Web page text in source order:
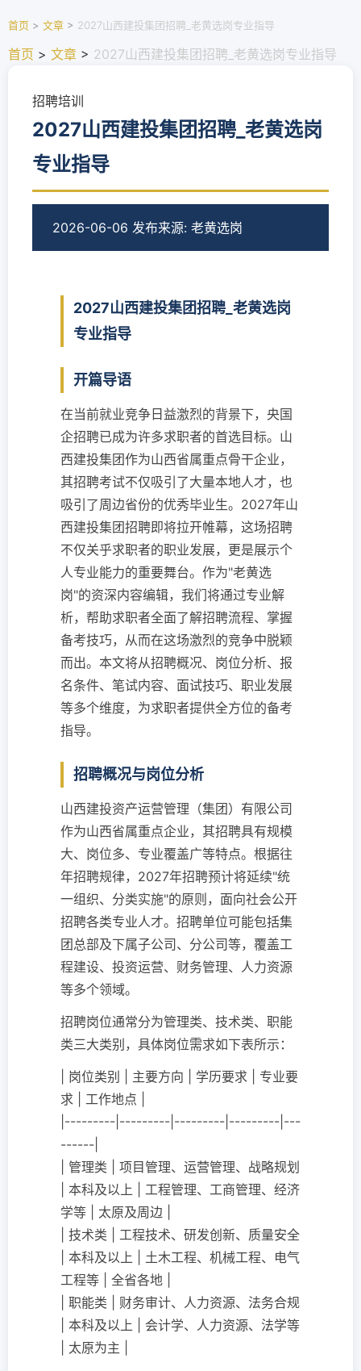
首页 > 文章 > 2027山西建投集团招聘_老黄选岗专业指导
首页 > 文章 > 2027山西建投集团招聘_老黄选岗专业指导
招聘培训
2027山西建投集团招聘_老黄选岗
专业指导
2026-06-06 发布来源: 老黄选岗
2027山西建投集团招聘_老黄选岗
专业指导
开篇导语
在当前就业竞争日益激烈的背景下，央国
企招聘已成为许多求职者的首选目标。山
西建投集团作为山西省属重点骨干企业，
其招聘考试不仅吸引了大量本地人才，也
吸引了周边省份的优秀毕业生。2027年山
西建投集团招聘即将拉开帷幕，这场招聘
不仅关乎求职者的职业发展，更是展示个
人专业能力的重要舞台。作为"老黄选
岗"的资深内容编辑，我们将通过专业解
析，帮助求职者全面了解招聘流程、掌握
备考技巧，从而在这场激烈的竞争中脱颖
而出。本文将从招聘概况、岗位分析、报
名条件、笔试内容、面试技巧、职业发展
等多个维度，为求职者提供全方位的备考
指导。
招聘概况与岗位分析
山西建投资产运营管理（集团）有限公司
作为山西省属重点企业，其招聘具有规模
大、岗位多、专业覆盖广等特点。根据往
年招聘规律，2027年招聘预计将延续"统
一组织、分类实施"的原则，面向社会公开
招聘各类专业人才。招聘单位可能包括集
团总部及下属子公司、分公司等，覆盖工
程建设、投资运营、财务管理、人力资源
等多个领域。
招聘岗位通常分为管理类、技术类、职能
类三大类别，具体岗位需求如下表所示：
| 岗位类别 | 主要方向 | 学历要求 | 专业要
求 | 工作地点 |
|---------|---------|---------|---------|---
------|
| 管理类 | 项目管理、运营管理、战略规划
| 本科及以上 | 工程管理、工商管理、经济
学等 | 太原及周边 |
| 技术类 | 工程技术、研发创新、质量安全
| 本科及以上 | 土木工程、机械工程、电气
工程等 | 全省各地 |
| 职能类 | 财务审计、人力资源、法务合规
| 本科及以上 | 会计学、人力资源、法学等
| 太原为主 |